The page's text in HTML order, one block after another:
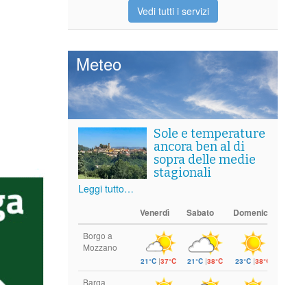
Vedi tutti i servizi
Meteo
Sole e temperature
ancora ben al di
sopra delle medie
stagionali
Leggi tutto…
Venerdì Sabato Domenica
Borgo a
Mozzano
21°C |37°C 21°C |38°C 23°C |38°C
Barga